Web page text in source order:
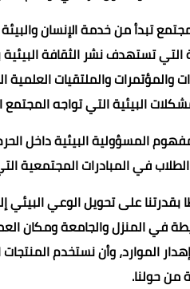
تبدأ من خدمة الإنسان
التي تستهدف نشر الثقافة
والمؤتمرات والملتقيات
البيئية التي تواجه المجتمع
المسؤولية البيئية داخل
في المبادرات المجتمعية
على تحويل الوعي
في المنزل والجامعة ومكان
الموارد، وأن نستخدم المنتجات
من حولنا.